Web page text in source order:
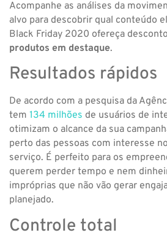
Acompanhe as análises da
alvo para descobrir qual conteúdo
Black Friday 2020 ofereça
produtos em destaque.
Resultados rápidos
De acordo com a pesquisa da
tem 134 milhões de usuários de
otimizam o alcance da sua
perto das pessoas com interesse
serviço. É perfeito para os
querem perder tempo e nem
impróprias que não vão gerar
planejado.
Controle total